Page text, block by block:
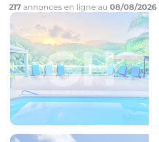
217 annonces en ligne au08/08/2026